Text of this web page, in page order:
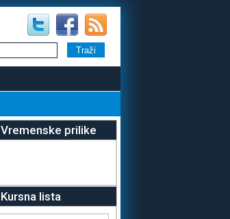
Vremenske prilike
Kursna lista